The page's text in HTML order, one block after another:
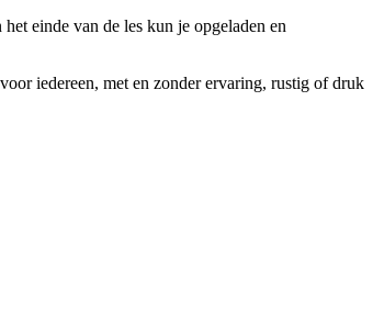
einde van de les kun je opgeladen en
iedereen, met en zonder ervaring, rustig of druk